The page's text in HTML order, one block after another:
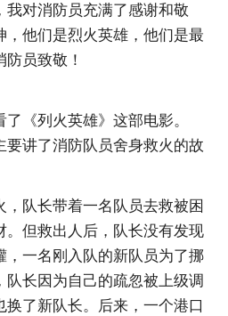
我对消防员充满了感谢和敬
，他们是烈火英雄，他们是最
员致敬！
《列火英雄》这部电影。
要讲了消防队员舍身救火的故
，队长带着一名队员去救被困
。但救出人后，队长没有发现
，一名刚入队的新队员为了挪
队长因为自己的疏忽被上级调
了新队长。后来，一个港口